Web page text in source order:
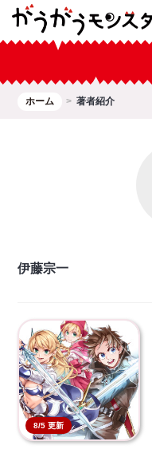
ホーム 著者紹介
伊藤宗一
8/5 更新